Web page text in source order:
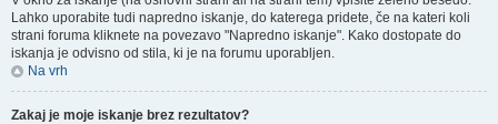
Lahko uporabite tudi napredno iskanje, do katerega pridete, če na kateri koli
strani foruma kliknete na povezavo "Napredno iskanje". Kako dostopate do
iskanja je odvisno od stila, ki je na forumu uporabljen.
Na vrh
Zakaj je moje iskanje brez rezultatov?